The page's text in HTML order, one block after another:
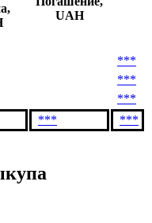
UAH
***
***
***
***
***